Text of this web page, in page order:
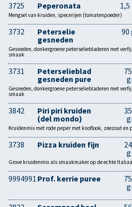
3725 Peperonata 1,5
Mengsel van kruiden, specerijen (tomatenpoeder)
3732
Peterselie
gesneden
90
Gesneden, donkergroene peterseliebladeren met
smaak
3731
Peterselieblad
gesneden pure
Gesneden, donkergroene peterseliebladeren met
smaak
3842
Piri piri kruiden
(del mondo)
Kruidenmix met rode peper met knoflook, zeezout en
3738 Pizza kruiden fijn
Grove kruidenmix als smaakmaker op de echte
9994991 Prof. kerrie puree